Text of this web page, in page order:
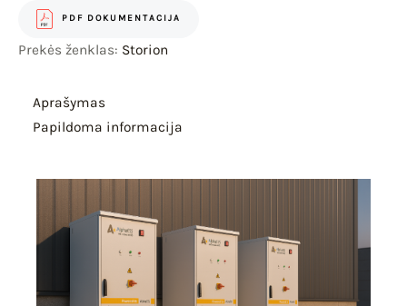
PDF DOKUMENTACIJA
Prekės ženklas: Storion
Aprašymas
Papildoma informacija